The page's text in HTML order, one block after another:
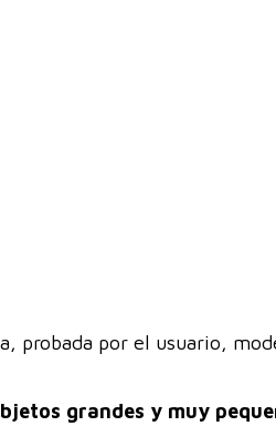
probada por el usuario,
grandes y muy